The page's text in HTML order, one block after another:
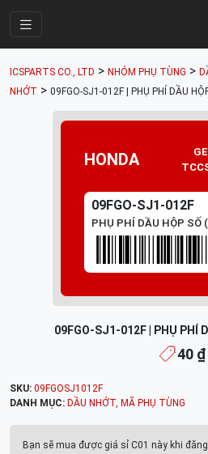
Cửa
Parts
Mã Phụ
Tài khoản
ICSPARTS CO., LTD > NHÓM PHỤ TÙNG >
NHỚT > 09FGO-SJ1-012F | PHỤ PHÍ DẦU
HONDA
09FGO-SJ1-012F
PHỤ PHÍ DẦU HỘP SỐ
09FGO-SJ1-012F | PHỤ PHÍ
40 ₫
SKU: 09FGOSJ1012F
DANH MỤC: DẦU NHỚT, MÃ PHỤ TÙNG
Bạn sẽ mua được giá sỉ C01 này khi